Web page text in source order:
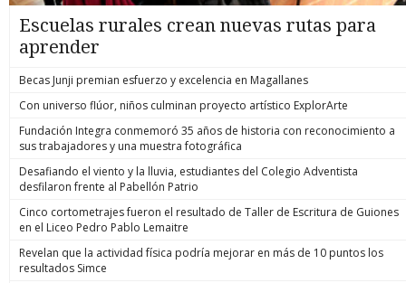
Escuelas rurales crean nuevas rutas para
aprender
Becas Junji premian esfuerzo y excelencia en Magallanes
Con universo flúor, niños culminan proyecto artístico ExplorArte
Fundación Integra conmemoró 35 años de historia con reconocimiento a
sus trabajadores y una muestra fotográfica
Desafiando el viento y la lluvia, estudiantes del Colegio Adventista
desfilaron frente al Pabellón Patrio
Cinco cortometrajes fueron el resultado de Taller de Escritura de Guiones
en el Liceo Pedro Pablo Lemaitre
Revelan que la actividad física podría mejorar en más de 10 puntos los
resultados Simce